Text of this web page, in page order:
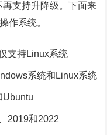
支持升降级。下面来
作系统。
支持Linux系统
系统和Linux系统
Ubuntu
2019和2022